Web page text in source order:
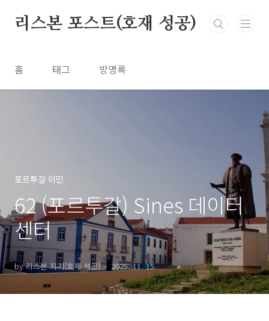
리스본 포스트(호재 성공)
홈 태그 방명록
포르투갈 이민
62 (포르투갈) Sines 데이터
센터
by 리스본 지기(호재 성공) 2025. 11. 15.